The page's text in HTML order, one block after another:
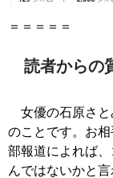
読者からの
女優の石原さと
のことです。お
部報道によれば
んではないかと